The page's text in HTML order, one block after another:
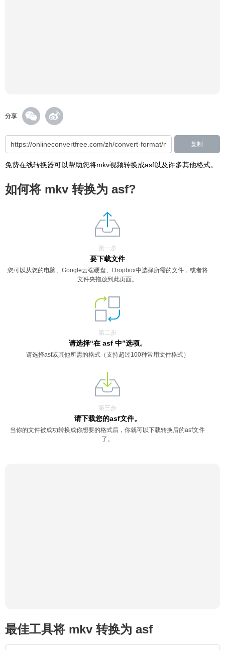
分享
复制
免费在线转换器可以帮助您将mkv视频转换成asf以及许多其他格式。
如何将 mkv 转换为 asf?
第一步
要下载文件
您可以从您的电脑、Google云端硬盘、Dropbox中选择所需的文件，或者将
文件夹拖放到此页面。
第二步
请选择“在 asf 中”选项。
请选择asf或其他所需的格式（支持超过100种常用文件格式）
第三步
请下载您的asf文件。
当你的文件被成功转换成你想要的格式后，你就可以下载转换后的asf文件
了。
最佳工具将 mkv 转换为 asf